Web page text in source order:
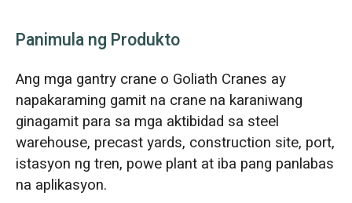
Panimula ng Produkto
Ang mga gantry crane o Goliath Cranes ay
napakaraming gamit na crane na karaniwang
ginagamit para sa mga aktibidad sa steel
warehouse, precast yards, construction site, port,
istasyon ng tren, powe plant at iba pang panlabas
na aplikasyon.